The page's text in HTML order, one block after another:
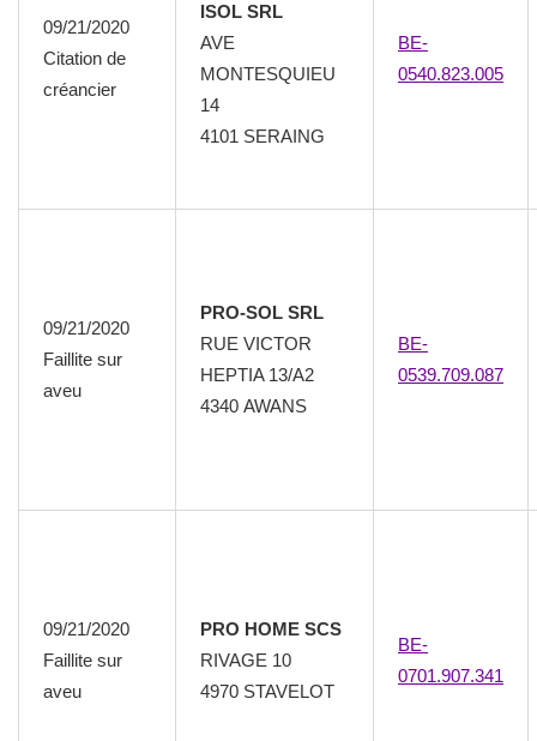
09/21/2020
Citation de
créancier
ISOL SRL
AVE
MONTESQUIEU
14
4101 SERAING
BE-
0540.823.005
09/21/2020
Faillite sur
aveu
PRO-SOL SRL
RUE VICTOR
HEPTIA 13/A2
4340 AWANS
BE-
0539.709.087
09/21/2020
Faillite sur
aveu
PRO HOME SCS
RIVAGE 10
4970 STAVELOT
BE-
0701.907.341